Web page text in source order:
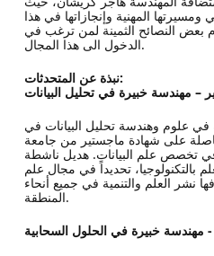
المهنية وإنجازاتها في هذا
بعض النصائح الثمينة لمن ترغب في
الدخول الى هذا المجال.
نبذة عن المتحدثات:
– مهندسة خبيرة في تحليل البيانات
علوم وهندسة تحليل البيانات في
هديل حاصلة على شهادة ماجستير من جامعة
تخصص علم البيانات. هديل ناشطة
بالتكنولوجيا، تحديداً في مجال علم
نشر العلم والتنمية في جميع أنحاء
المنطقة.
مهندسة خبيرة في الحلول السحابية